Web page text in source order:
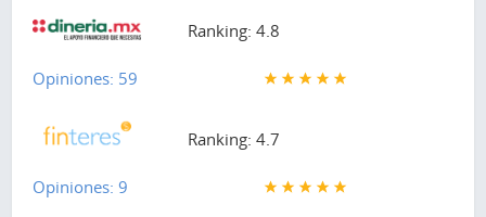
Ranking: 4.8
Opiniones: 59
Ranking: 4.7
Opiniones: 9